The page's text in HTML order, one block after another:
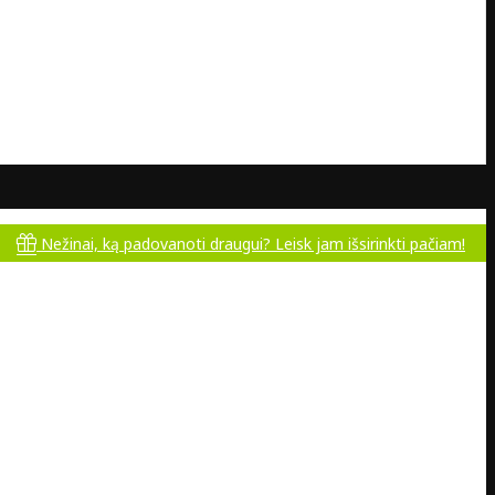
ką padovanoti draugui? Leisk jam išsirinkti pačiam!